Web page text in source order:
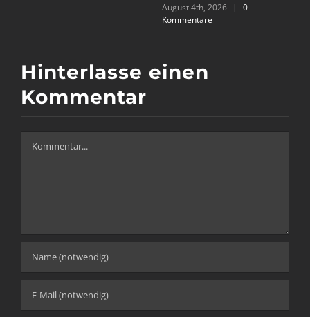
August 4th, 2026 |
0
Kommentare
Hinterlasse einen
Kommentar
Kommentar